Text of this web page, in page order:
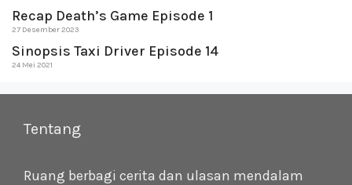
Recap Death’s Game Episode 1
27 Desember 2023
Sinopsis Taxi Driver Episode 14
24 Mei 2021
Tentang
Ruang berbagi cerita dan ulasan mendalam